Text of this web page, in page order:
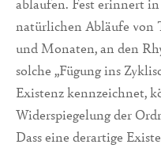
natürlichen Abläufe von
und Monaten, an den
solche „Fügung ins
Existenz kennzeichnet,
Widerspiegelung der
Dass eine derartige